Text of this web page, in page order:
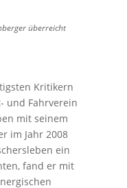
überreicht
Kritikern
und Fahrverein
mit seinem
im Jahr 2008
ein
fand er mit